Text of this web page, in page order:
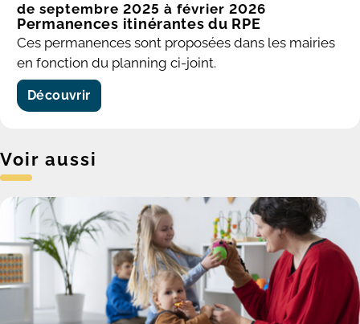
Permanences itinérantes du RPE
Ces permanences sont proposées dans les mairies
en fonction du planning ci-joint.
Découvrir
de septembre 2025 à février 2026
Voir aussi